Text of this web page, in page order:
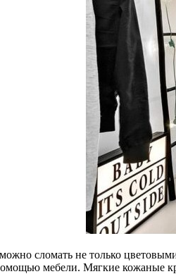
сломать не только
мебели. Мягкие кожаные